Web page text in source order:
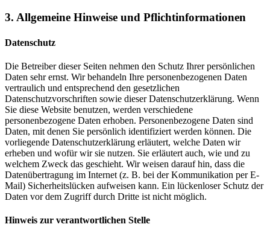
3. Allgemeine Hinweise und Pflicht­informationen
Datenschutz
Die Betreiber dieser Seiten nehmen den Schutz Ihrer persönlichen
Daten sehr ernst. Wir behandeln Ihre personenbezogenen Daten
vertraulich und entsprechend den gesetzlichen
Datenschutzvorschriften sowie dieser Datenschutzerklärung. Wenn
Sie diese Website benutzen, werden verschiedene
personenbezogene Daten erhoben. Personenbezogene Daten sind
Daten, mit denen Sie persönlich identifiziert werden können. Die
vorliegende Datenschutzerklärung erläutert, welche Daten wir
erheben und wofür wir sie nutzen. Sie erläutert auch, wie und zu
welchem Zweck das geschieht. Wir weisen darauf hin, dass die
Datenübertragung im Internet (z. B. bei der Kommunikation per E-
Mail) Sicherheitslücken aufweisen kann. Ein lückenloser Schutz der
Daten vor dem Zugriff durch Dritte ist nicht möglich.
Hinweis zur verantwortlichen Stelle